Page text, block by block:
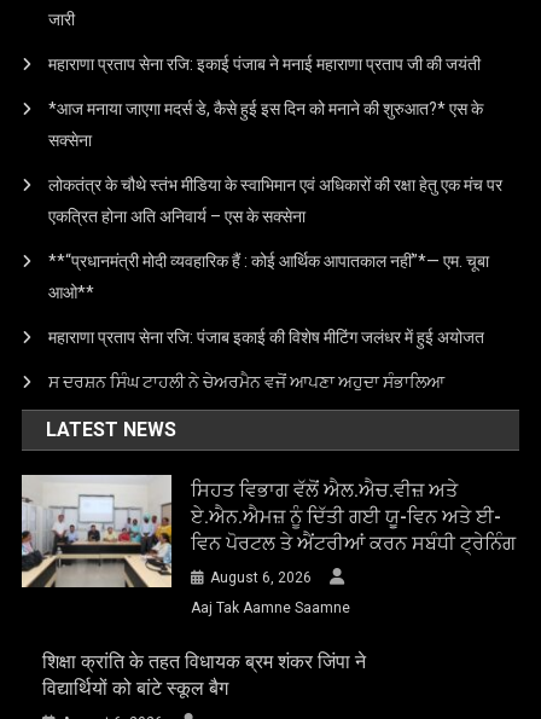
जारी
महाराणा प्रताप सेना रजि: इकाई पंजाब ने मनाई महाराणा प्रताप जी की जयंती
*आज मनाया जाएगा मदर्स डे, कैसे हुई इस दिन को मनाने की शुरुआत?* एस के
सक्सेना
लोकतंत्र के चौथे स्तंभ मीडिया के स्वाभिमान एवं अधिकारों की रक्षा हेतु एक मंच पर
एकत्रित होना अति अनिवार्य – एस के सक्सेना
**“प्रधानमंत्री मोदी व्यवहारिक हैं : कोई आर्थिक आपातकाल नहीं”*— एम. चूबा
आओ**
महाराणा प्रताप सेना रजि: पंजाब इकाई की विशेष मीटिंग जलंधर में हुई अयोजत
ਸ ਦਰਸ਼ਨ ਸਿੰਘ ਟਾਹਲੀ ਨੇ ਚੇਅਰਮੈਨ ਵਜੋਂ ਆਪਣਾ ਅਹੁਦਾ ਸੰਭਾਲਿਆ
LATEST NEWS
ਸਿਹਤ ਵਿਭਾਗ ਵੱਲੋਂ ਐਲ.ਐਚ.ਵੀਜ਼ ਅਤੇ
ਏ.ਐਨ.ਐਮਜ਼ ਨੂੰ ਦਿੱਤੀ ਗਈ ਯੂ-ਵਿਨ ਅਤੇ ਈ-
ਵਿਨ ਪੋਰਟਲ ਤੇ ਐਂਟਰੀਆਂ ਕਰਨ ਸਬੰਧੀ ਟ੍ਰੇਨਿੰਗ
August 6, 2026
Aaj Tak Aamne Saamne
शिक्षा क्रांति के तहत विधायक ब्रम शंकर जिंपा ने
विद्यार्थियों को बांटे स्कूल बैग